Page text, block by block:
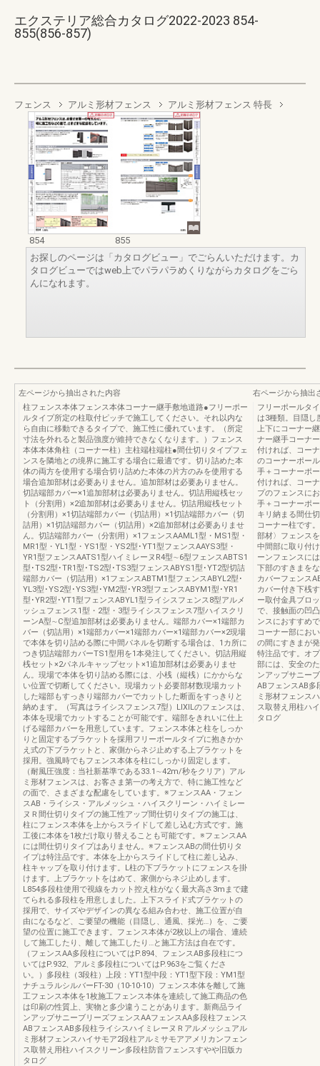
エクステリア総合カタログ2022-2023 854-
855(856-857)
フェンス アルミ形材フェンス アルミ形材フェンス 特長
854
855
お探しのページは「カタログビュー」でごらんいただけます。カ
タログビューではweb上でパラパラめくりながらカタログをごら
んになれます。
左ページから抽出された内容
柱フェンス本体フェンス本体コーナー継手敷地道路●フリーポー
ルタイプ所定の柱取付ピッチで施工してください。それ以内な
ら自由に移動できるタイプで、施工性に優れています。（所定
寸法を外れると製品強度が維持できなくなります。）フェンス
本体本体角柱（コーナー柱）主柱端柱端柱●間仕切りタイプフェ
ンスを隣地との境界に施工する場合に最適です。切り詰めた本
体の両方を使用する場合切り詰めた本体の片方のみを使用する
場合追加部材は必要ありません。追加部材は必要ありません。
切詰端部カバー×1追加部材は必要ありません。切詰用縦桟セッ
ト（分割用）×2追加部材は必要ありません。切詰用縦桟セット
（分割用）×1切詰端部カバー（切詰用）×1切詰端部カバー（切
詰用）×1切詰端部カバー（切詰用）×2追加部材は必要ありませ
ん。切詰端部カバー（分割用）×1フェンスAAML1型・MS1型・
MR1型・YL1型・YS1型・YS2型･YT1型フェンスAAYS3型・
YR1型フェンスAATS1型ハイミレーヌR4型∼6型フェンスABTS1
型･TS2型･TR1型･TS2型･TS3型フェンスABYS1型･YT2型切詰
端部カバー（切詰用）×1フェンスABTM1型フェンスABYL2型･
YL3型･YS2型･YS3型･YM2型･YR3型フェンスABYM1型･YR1
型･YR2型･YT1型フェンスABYL1型ライシスフェンス8型アルメ
ッシュフェンス1型・2型・3型ライシスフェンス7型ハイスクリ
ーンA型∼C型追加部材は必要ありません。端部カバー×1端部カ
バー（切詰用）×1端部カバー×1端部カバー×1端部カバー×2現場
で本体を切り詰める際に中間パネルを切断する場合は、1カ所に
つき切詰端部カバーTS1型用を1本発注してください。切詰用縦
桟セット×2パネルキャップセット×1追加部材は必要ありませ
ん。現場で本体を切り詰める際には、小桟（縦桟）にかからな
い位置で切断してください。現場カット必要部材数現場カット
した端部もすっきり端部カバーでカットした断面をすっきりと
納めます。（写真はライシスフェンス7型）LIXILのフェンスは、
本体を現場でカットすることが可能です。端部をきれいに仕上
げる端部カバーを用意しています。フェンス本体と柱をしっか
りと固定するブラケットを採用フリーポールタイプに抱きかか
え式の下ブラケットと、家側からネジ止めする上ブラケットを
採用。強風時でもフェンス本体を柱にしっかり固定します。
（耐風圧強度：当社新基準である33.1∼42m/秒をクリア）アル
ミ形材フェンスは、お客さま第一の考え方で、特に施工性など
の面で、さまざまな配慮をしています。※フェンスAA・フェン
スAB・ライシス・アルメッシュ・ハイスクリーン・ハイミレー
ヌＲ間仕切りタイプの施工性アップ間仕切りタイプの施工は、
柱にフェンス本体を上からスライドして差し込む方式です。施
工後に本体を1枚だけ取り替えることも可能です。※フェンスAA
には間仕切りタイプはありません。※フェンスABの間仕切りタ
イプは特注品です。本体を上からスライドして柱に差し込み、
柱キャップを取り付けます。L柱の下ブラケットにフェンスを掛
けます。上ブラケットをはめて、家側からネジ止めします。
L854多段柱使用で視線をカット控え柱がなく最大高さ3mまで建
てられる多段柱を用意しました。上下スライド式ブラケットの
採用で、サイズやデザインの異なる組み合わせ、施工位置が自
由になるなど、ご要望の機能（目隠し、通風、採光…）を、ご要
望の位置に施工できます。フェンス本体が2枚以上の場合、連続
して施工したり、離して施工したり…と施工方法は自在です。
（フェンスAA多段柱についてはP.894、フェンスAB多段柱につ
いてはP.932、アルミ多段柱についてはP.963をご覧くださ
い。）多段柱（3段柱）上段：YT1型中段：YT1型下段：YM1型
ナチュラルシルバーFT-30（10-10-10）フェンス本体を離して施
工フェンス本体を1枚施工フェンス本体を連続して施工商品の色
は印刷の性質上、実物と多少違うことがあります。新商品ライ
ンアップサニーブリーズフェンスAAフェンスAA多段柱フェンス
ABフェンスAB多段柱ライシスハイミレーヌＲアルメッシュアル
ミ形材フェンスハイサモア2段柱アルミサモアアメリカンフェン
ス取替え用柱ハイスクリーン多段柱防音フェンスすやや旧版カ
タログ
右ページから抽出
フリーポールタ
は3種類。目隠し
上下にコーナー
ナー継手コーナ
付ければ、コー
のコーナーポー
手＋コーナーポ
付ければ、コー
プのフェンスに
手＋コーナーポ
キリ納まる間仕
コーナー柱で
部材〉フェンス
中間部に取り付
ーンフェンスに
下部のすきまを
カバーフェンス
カバー付き下桟
ー取付金具ブロ
で、接触面の凹
ンスにおすすめ
コーナー部にお
の間にすきまが
特注品です。オ
部には、安全の
ンアップサニー
ABフェンスAB多
ミ形材フェンス
ス取替え用柱ハ
タログ